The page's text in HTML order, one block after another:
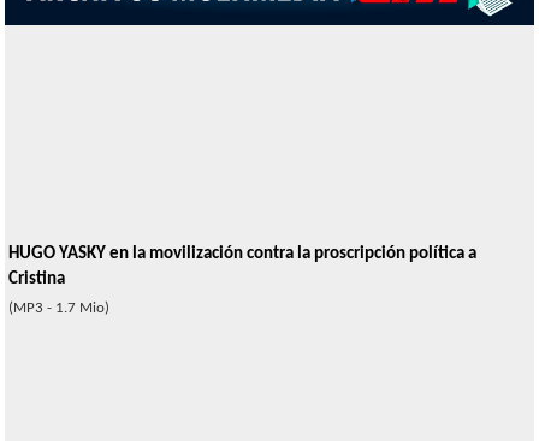
HUGO YASKY en la movilización contra la proscripción política a
Cristina
(MP3 - 1.7 Mio)